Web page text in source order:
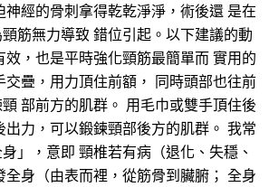
神經的骨刺拿得乾乾淨淨，術後還 是在
筋無力導致 錯位引起。以下建議的動
，也是平時強化頸筋最簡單而 實用的
交疊，用力頂住前額， 同時頭部也往前
部前方的肌群。 用毛巾或雙手頂住後
出力，可以鍛鍊頸部後方的肌群。 我常
」，意即 頸椎若有病（退化、失穩、
身（由表而裡，從筋骨到臟腑； 全身